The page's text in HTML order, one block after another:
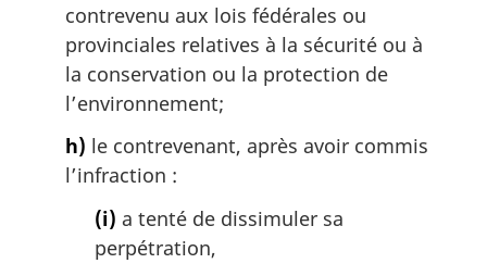
contrevenu aux lois fédérales ou
provinciales relatives à la sécurité ou à
la conservation ou la protection de
l’environnement;
h) le contrevenant, après avoir commis
l’infraction :
(i) a tenté de dissimuler sa
perpétration,